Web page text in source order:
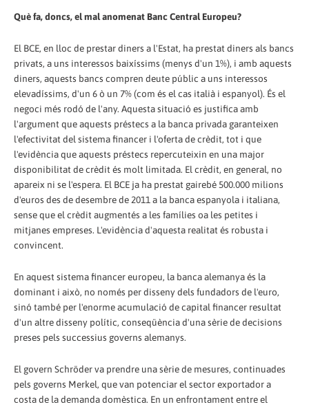
Què fa, doncs, el mal anomenat Banc Central Europeu?
El BCE, en lloc de prestar diners a l'Estat, ha prestat diners als bancs
privats, a uns interessos baixíssims (menys d'un 1%), i amb aquests
diners, aquests bancs compren deute públic a uns interessos
elevadíssims, d'un 6 ò un 7% (com és el cas italià i espanyol). És el
negoci més rodó de l'any. Aquesta situació es justifica amb
l'argument que aquests préstecs a la banca privada garanteixen
l'efectivitat del sistema financer i l'oferta de crèdit, tot i que
l'evidència que aquests préstecs repercuteixin en una major
disponibilitat de crèdit és molt limitada. El crèdit, en general, no
apareix ni se l'espera. El BCE ja ha prestat gairebé 500.000 milions
d'euros des de desembre de 2011 a la banca espanyola i italiana,
sense que el crèdit augmentés a les famílies oa les petites i
mitjanes empreses. L'evidència d'aquesta realitat és robusta i
convincent.
En aquest sistema financer europeu, la banca alemanya és la
dominant i això, no només per disseny dels fundadors de l'euro,
sinó també per l'enorme acumulació de capital financer resultat
d'un altre disseny polític, conseqüència d'una sèrie de decisions
preses pels successius governs alemanys.
El govern Schröder va prendre una sèrie de mesures, continuades
pels governs Merkel, que van potenciar el sector exportador a
costa de la demanda domèstica. En un enfrontament entre el